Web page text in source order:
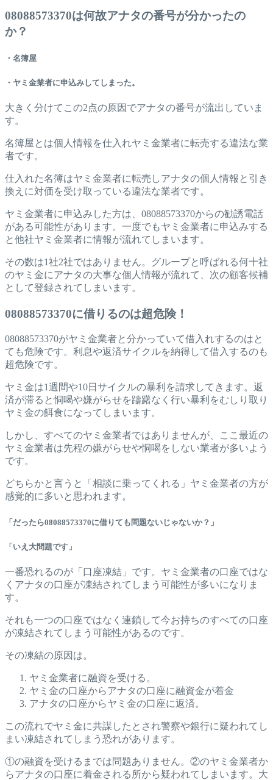
08088573370は何故アナタの番号が分かったの
か？
・名簿屋
・ヤミ金業者に申込みしてしまった。
大きく分けてこの2点の原因でアナタの番号が流出していま
す。
名簿屋とは個人情報を仕入れヤミ金業者に転売する違法な業
者です。
仕入れた名簿はヤミ金業者に転売しアナタの個人情報と引き
換えに対価を受け取っている違法な業者です。
ヤミ金業者に申込みした方は、08088573370からの勧誘電話
がある可能性があります。一度でもヤミ金業者に申込みする
と他社ヤミ金業者に情報が流れてしまいます。
その数は1社2社ではありません。グループと呼ばれる何十社
のヤミ金にアナタの大事な個人情報が流れて、次の顧客候補
として登録されてしまいます。
08088573370に借りるのは超危険！
08088573370がヤミ金業者と分かっていて借入れするのはと
ても危険です。利息や返済サイクルを納得して借入するのも
超危険です。
ヤミ金は1週間や10日サイクルの暴利を請求してきます。返
済が滞ると恫喝や嫌がらせを躊躇なく行い暴利をむしり取り
ヤミ金の餌食になってしまいます。
しかし、すべてのヤミ金業者ではありませんが、ここ最近の
ヤミ金業者は先程の嫌がらせや恫喝をしない業者が多いよう
です。
どちらかと言うと「相談に乗ってくれる」ヤミ金業者の方が
感覚的に多いと思われます。
「だったら08088573370に借りても問題ないじゃないか？」
「いえ大問題です」
一番恐れるのが「口座凍結」です。ヤミ金業者の口座ではな
くアナタの口座が凍結されてしまう可能性が多いになりま
す。
それも一つの口座ではなく連鎖して今お持ちのすべての口座
が凍結されてしまう可能性があるのです。
その凍結の原因は。
ヤミ金業者に融資を受ける。
ヤミ金の口座からアナタの口座に融資金が着金
アナタの口座からヤミ金の口座に返済。
この流れでヤミ金に共謀したとされ警察や銀行に疑われてし
まい凍結されてしまう恐れがあります。
①の融資を受けるまでは問題ありません。②のヤミ金業者か
らアナタの口座に着金される所から疑われてしまいます。大